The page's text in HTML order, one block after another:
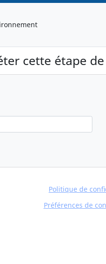
cette étape
Politique de
Préférences de